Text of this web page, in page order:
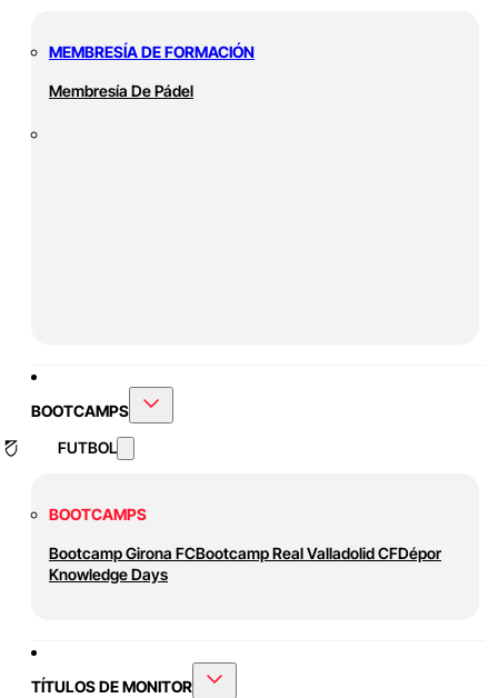
MEMBRESÍA DE FORMACIÓN
Membresía De Pádel
BOOTCAMPS
FUTBOL
BOOTCAMPS
Bootcamp Girona FCBootcamp Real Valladolid CFDépor
Knowledge Days
TÍTULOS DE MONITOR